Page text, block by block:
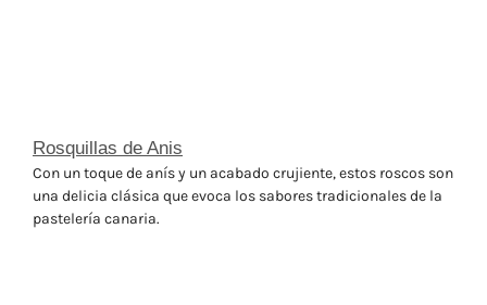
Rosquillas de Anis
Con un toque de anís y un acabado crujiente, estos roscos son
una delicia clásica que evoca los sabores tradicionales de la
pastelería canaria.